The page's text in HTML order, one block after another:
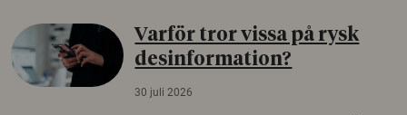
Varför tror vissa på rysk
desinformation?
30 juli 2026